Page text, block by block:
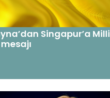
Singapur’a Milli